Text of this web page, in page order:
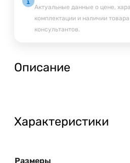
Актуальные данные о цене,
комплектации и наличии
консультантов.
Описание
Характеристики
Размеры